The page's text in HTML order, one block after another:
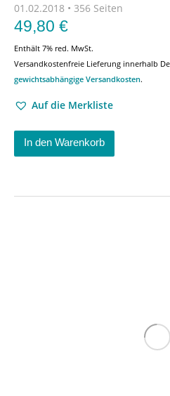
01.02.2018 • 356 Seiten
49,80 €
Enthält 7% red. MwSt.
Versandkostenfreie Lieferung innerhalb
gewichtsabhängige Versandkosten.
Auf die Merkliste
In den Warenkorb